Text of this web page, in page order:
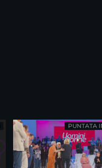
PUNTATA